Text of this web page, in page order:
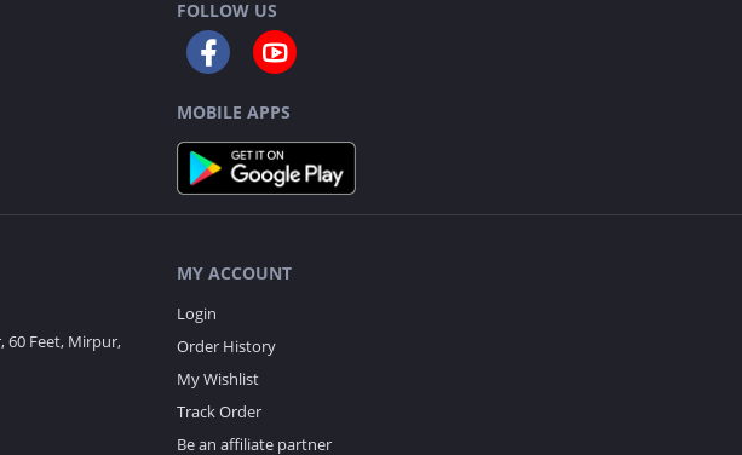
FOLLOW US
MOBILE APPS
60 Feet, Mirpur,
MY ACCOUNT
Login
Order History
My Wishlist
Track Order
Be an affiliate partner